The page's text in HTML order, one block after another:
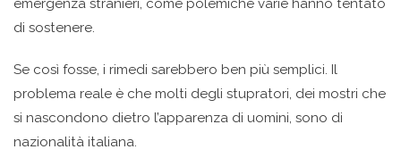
emergenza stranieri, come polemiche varie hanno tentato
di sostenere.
Se così fosse, i rimedi sarebbero ben più semplici. Il
problema reale è che molti degli stupratori, dei mostri che
si nascondono dietro l’apparenza di uomini, sono di
nazionalità italiana.